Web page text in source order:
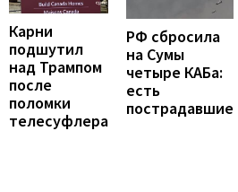
Карни
подшутил
над Трампом
после
поломки
телесуфлера
РФ сбросила
на Сумы
четыре КАБа:
есть
пострадавшие